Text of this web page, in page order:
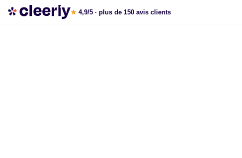
Souscrire aux meilleures SCPI en ligne
★ 4,9/5 · plus de 150 avis clients